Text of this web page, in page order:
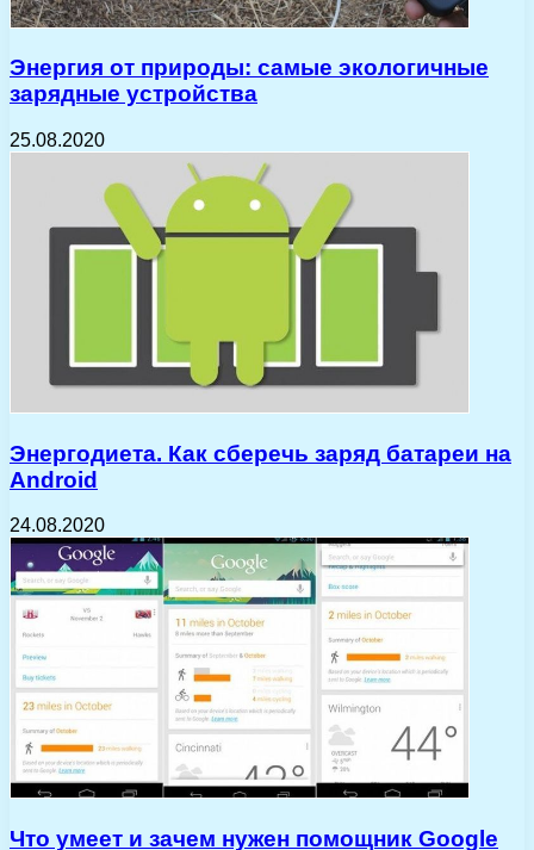
Энергия от природы: самые экологичные
зарядные устройства
25.08.2020
Энергодиета. Как сберечь заряд батареи на
Android
24.08.2020
Что умеет и зачем нужен помощник Google